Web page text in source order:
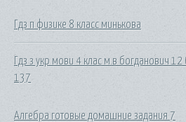
Гдз п физике 8 класс минькова
Гдз з укр мови 4 клас м.в богданович
137
Алгебра готовые домашние задания 7